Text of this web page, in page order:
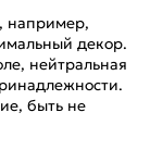
например,
декор.
нейтральная
быть не